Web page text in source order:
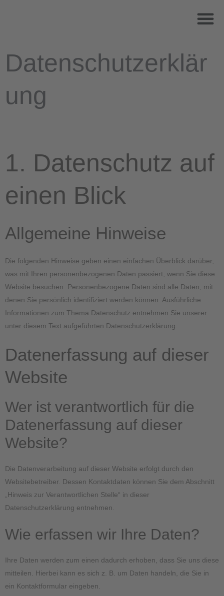
Datenschutzerklär
ung
1. Datenschutz auf
einen Blick
Allgemeine Hinweise
Die folgenden Hinweise geben einen einfachen Überblick darüber,
was mit Ihren personenbezogenen Daten passiert, wenn Sie diese
Website besuchen. Personenbezogene Daten sind alle Daten, mit
denen Sie persönlich identifiziert werden können. Ausführliche
Informationen zum Thema Datenschutz entnehmen Sie unserer
unter diesem Text aufgeführten Datenschutzerklärung.
Datenerfassung auf dieser
Website
Wer ist verantwortlich für die
Datenerfassung auf dieser
Website?
Die Datenverarbeitung auf dieser Website erfolgt durch den
Websitebetreiber. Dessen Kontaktdaten können Sie dem Abschnitt
„Hinweis zur Verantwortlichen Stelle“ in dieser
Datenschutzerklärung entnehmen.
Wie erfassen wir Ihre Daten?
Ihre Daten werden zum einen dadurch erhoben, dass Sie uns diese
mitteilen. Hierbei kann es sich z. B. um Daten handeln, die Sie in
ein Kontaktformular eingeben.